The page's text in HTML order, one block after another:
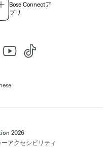
Bose Connectア
プリ
2026
ーアクセシビリティ